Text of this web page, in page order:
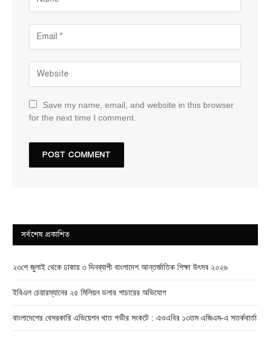
Save my name, email, and website in this browser
for the next time I comment.
সর্বশেষ প্রকাশিত
২৩শে জুলাই থেকে ঢাকায় ৩ দিনব্যাপী বাংলাদেশ আন্তর্জাতিক শিক্ষা উৎসব ২০২৬
ইবিএল চেয়ারম্যানের ২৫ মিলিয়ন ডলার পাচারের অভিযোগ
বাংলাদেশের বেসরকারি এভিয়েশন খাত গভীর সংকটে : এওএবির ১৩তম এজিএম-এ সতর্কবার্তা